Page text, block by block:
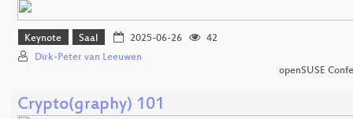
Keynote Saal 2025-06-26
42
Dirk-Peter van Leeuwen
openSUSE
Crypto(graphy) 101